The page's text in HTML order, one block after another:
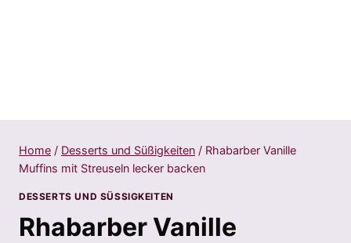
Home / Desserts und Süßigkeiten / Rhabarber Vanille
Muffins mit Streuseln lecker backen
DESSERTS UND SÜSSIGKEITEN
Rhabarber Vanille